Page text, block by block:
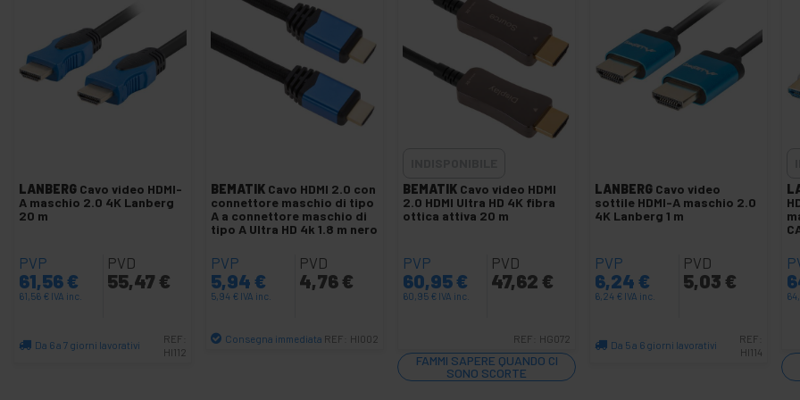
Cavo HDMI Attivo M/M
Cavo HDMI piatto FPV
Cavi HDMI-A M/M
Cavo HDMI-A M/M - Connettori rotanti
Cavi HDMI-D M a HDMI-A M
Cavo MHL a HDMI
Replicatore connettore HDMI
Super Cavo HDMI 1.4 AM a AM
Adattatore e cavo VGA e SVGA
LANBERG Cavo video HDMI-
A maschio 2.0 4K Lanberg
20 m
PVP
61,56€
61,56 € IVA inc.
PVD
55,47 €
Da 6 a 7 giorni lavorativi
REF:
HI112
BEMATIK Cavo HDMI 2.0 con
connettore maschio di tipo
A a connettore maschio di
tipo A Ultra HD 4k 1.8 m nero
PVP
5,94 €
5,94 € IVA inc.
PVD
4,76 €
Consegna immediata REF: HI002
BEMATIK Cavo video HDMI
2.0 HDMI Ultra HD 4K fibra
ottica attiva 20 m
PVP
60,95€
60,95 € IVA inc.
PVD
47,62 €
REF: HG072
FAMMI SAPERE QUANDO CI
SONO SCORTE
LANBERG Cavo video
sottile HDMI-A maschio 2.0
4K Lanberg 1 m
PVP
6,24 €
6,24 € IVA inc.
PVD
5,03 €
Da 5 a 6 giorni lavorativi
REF:
HI114